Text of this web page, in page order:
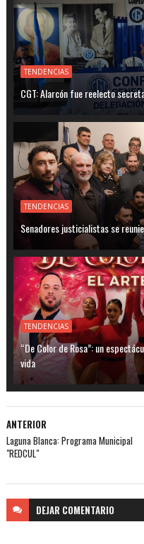
TENDENCIAS
CGT: Alarcón fue reelecto
TENDENCIAS
Senadores justicialistas se
TENDENCIAS
“De Color de Rosa”: un
vida
ANTERIOR
Laguna Blanca: Programa Municipal
"REDCUL"
DEJAR COMENTARIO